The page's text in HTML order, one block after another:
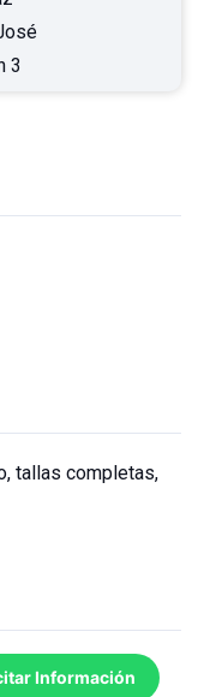
tallas completas,
Información